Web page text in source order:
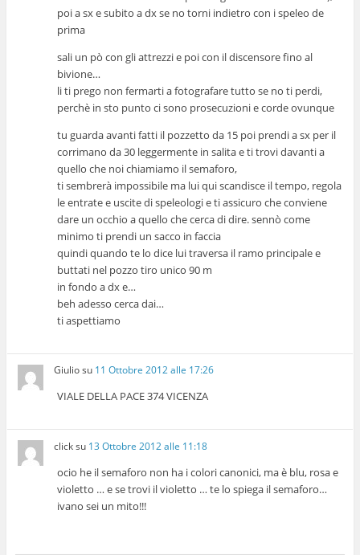
poi a sx e subito a dx se no torni indietro con i speleo de
prima
sali un pò con gli attrezzi e poi con il discensore fino al
bivione…
li ti prego non fermarti a fotografare tutto se no ti perdi,
perchè in sto punto ci sono prosecuzioni e corde ovunque
tu guarda avanti fatti il pozzetto da 15 poi prendi a sx per il
corrimano da 30 leggermente in salita e ti trovi davanti a
quello che noi chiamiamo il semaforo,
ti sembrerà impossibile ma lui qui scandisce il tempo, regola
le entrate e uscite di speleologi e ti assicuro che conviene
dare un occhio a quello che cerca di dire. sennò come
minimo ti prendi un sacco in faccia
quindi quando te lo dice lui traversa il ramo principale e
buttati nel pozzo tiro unico 90 m
in fondo a dx e…
beh adesso cerca dai…
ti aspettiamo
Giuliosu 11 Ottobre 2012 alle 17:26
VIALE DELLA PACE 374 VICENZA
clicksu 13 Ottobre 2012 alle 11:18
ocio he il semaforo non ha i colori canonici, ma è blu, rosa e
violetto … e se trovi il violetto … te lo spiega il semaforo…
ivano sei un mito!!!